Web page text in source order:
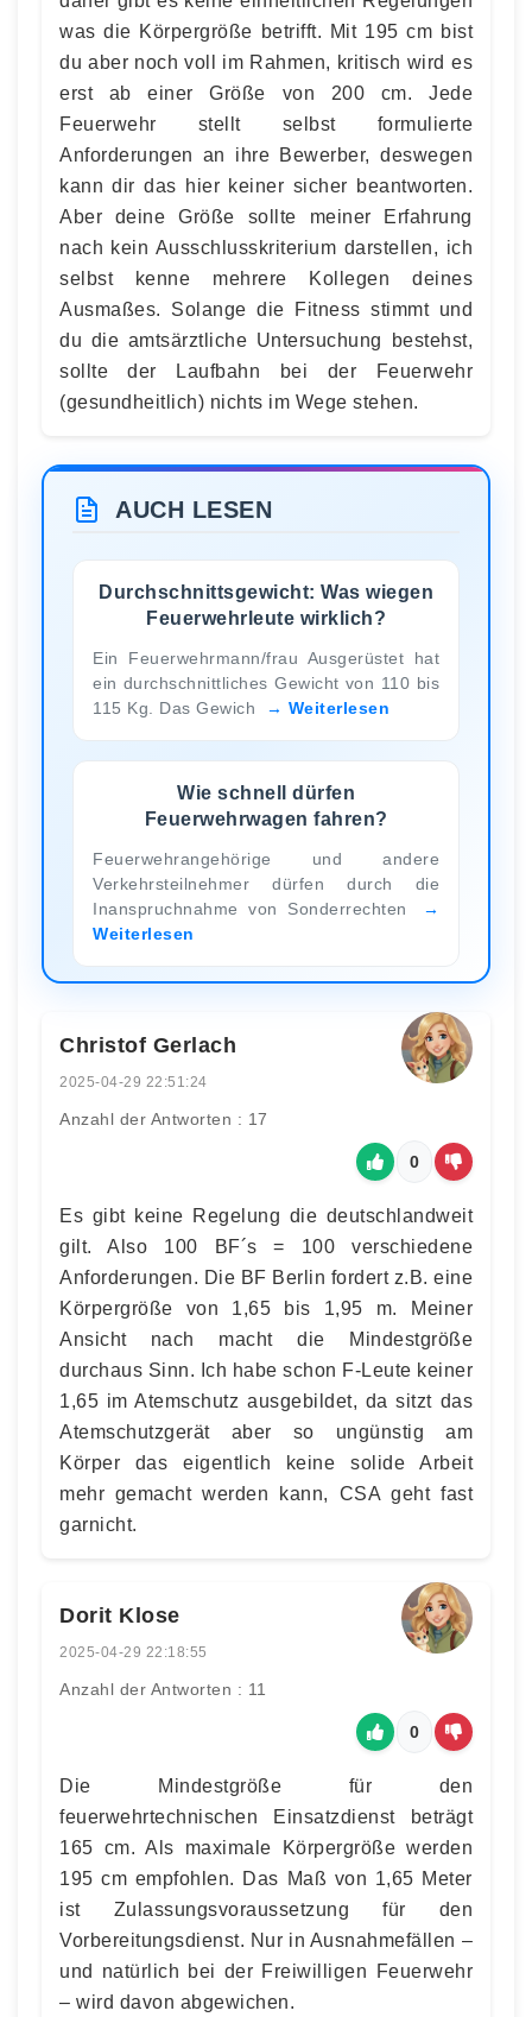
was die Körpergröße betrifft. Mit 195 cm bist
du aber noch voll im Rahmen, kritisch wird es
erst ab einer Größe von 200 cm. Jede
Feuerwehr stellt selbst formulierte
Anforderungen an ihre Bewerber, deswegen
kann dir das hier keiner sicher beantworten.
Aber deine Größe sollte meiner Erfahrung
nach kein Ausschlusskriterium darstellen, ich
selbst kenne mehrere Kollegen deines
Ausmaßes. Solange die Fitness stimmt und
du die amtsärztliche Untersuchung bestehst,
sollte der Laufbahn bei der Feuerwehr
(gesundheitlich) nichts im Wege stehen.
AUCH LESEN
Durchschnittsgewicht: Was wiegen
Feuerwehrleute wirklich?
Ein Feuerwehrmann/frau Ausgerüstet hat
ein durchschnittliches Gewicht von 110 bis
115 Kg. Das Gewich
Weiterlesen
Wie schnell dürfen
Feuerwehrwagen fahren?
Feuerwehrangehörige und andere
Verkehrsteilnehmer dürfen durch die
Inanspruchnahme von Sonderrechten
Weiterlesen
Christof Gerlach
2025-04-29 22:51:24
Anzahl der Antworten : 17
0
Es gibt keine Regelung die deutschlandweit
gilt. Also 100 BF´s = 100 verschiedene
Anforderungen. Die BF Berlin fordert z.B. eine
Körpergröße von 1,65 bis 1,95 m. Meiner
Ansicht nach macht die Mindestgröße
durchaus Sinn. Ich habe schon F-Leute keiner
1,65 im Atemschutz ausgebildet, da sitzt das
Atemschutzgerät aber so ungünstig am
Körper das eigentlich keine solide Arbeit
mehr gemacht werden kann, CSA geht fast
garnicht.
Dorit Klose
2025-04-29 22:18:55
Anzahl der Antworten : 11
0
Die Mindestgröße für den
feuerwehrtechnischen Einsatzdienst beträgt
165 cm. Als maximale Körpergröße werden
195 cm empfohlen. Das Maß von 1,65 Meter
ist Zulassungsvoraussetzung für den
Vorbereitungsdienst. Nur in Ausnahmefällen –
und natürlich bei der Freiwilligen Feuerwehr
– wird davon abgewichen.